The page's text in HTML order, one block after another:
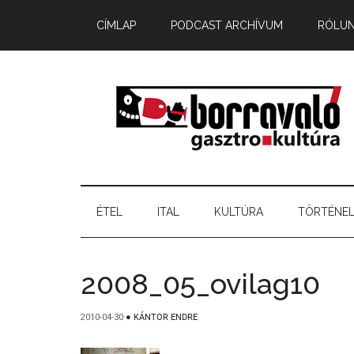
CÍMLAP PODCAST ARCHÍVUM
ÉTEL ITAL KULTÚRA
2008_05_ovilag10
2010-04-30 ● KÁNTOR ENDRE